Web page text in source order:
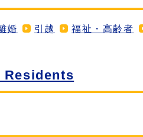
婚 引越 福祉・高齢者
Residents